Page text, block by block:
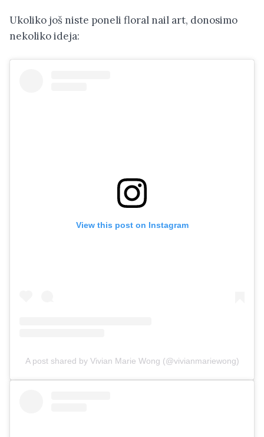
Ukoliko još niste poneli floral nail art, donosimo
nekoliko ideja:
View this post on Instagram
A post shared by Vivian Marie Wong (@vivianmariewong)